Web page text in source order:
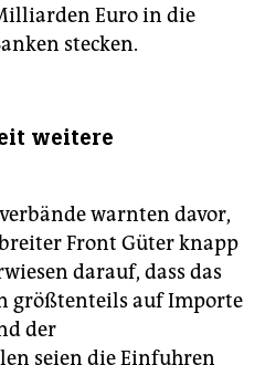
Euro in die
stecken.
weitere
warnten davor,
Front Güter knapp
darauf, dass das
größtenteils auf Importe
der
seien die Einfuhren